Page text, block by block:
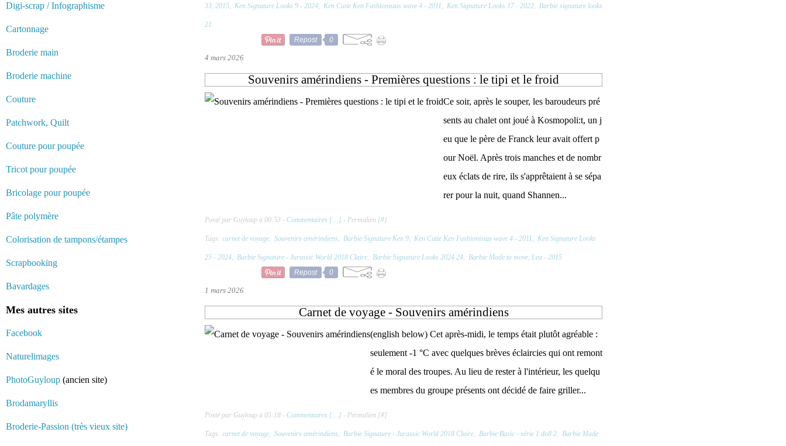
Digi-scrap / Infographisme
Cartonnage
Broderie main
Broderie machine
Couture
Patchwork, Quilt
Couture pour poupée
Tricot pour poupée
Bricolage pour poupée
Pâte polymère
Colorisation de tampons/étampes
Scrapbooking
Bavardages
Mes autres sites
Facebook
Naturelimages
PhotoGuyloup (ancien site)
Brodamaryllis
Broderie-Passion (très vieux site)
33, 2015, Ken Signature Looks 9 - 2024, Ken Cutie Ken Fashionistas wave 4 - 2011, Ken Signature Looks 17 - 2022, Barbie signature looks
21
Repost
0
4 mars 2026
Souvenirs amérindiens - Premières questions : le tipi et le froid
Ce soir, après le souper, les baroudeurs pré
sents au chalet ont joué à Kosmopoli:t, un j
eu que le père de Franck leur avait offert p
our Noël. Après trois manches et de nombr
eux éclats de rire, ils s'apprêtaient à se sépa
rer pour la nuit, quand Shannen...
Posté par Guyloup à 00:53 - Commentaires [… ] - Permalien [#]
Tags: carnet de voyage, Souvenirs amérindiens, Barbie Signature Ken 9, Ken Cutie Ken Fashionistas wave 4 - 2011, Ken Signature Looks
25 - 2024, Barbie Signature - Jurassic World 2018 Claire, Barbie Signature Looks 2024 24, Barbie Made to move, Lea - 2015
Repost
0
1 mars 2026
Carnet de voyage - Souvenirs amérindiens
(english below) Cet après-midi, le temps était plutôt agréable :
seulement -1 °C avec quelques brèves éclaircies qui ont remont
é le moral des troupes. Au lieu de rester à l'intérieur, les quelqu
es membres du groupe présents ont décidé de faire griller...
Posté par Guyloup à 05:18 - Commentaires [… ] - Permalien [#]
Tags: carnet de voyage, Souvenirs amérindiens, Barbie Signature - Jurassic World 2018 Claire, Barbie Basic - série 1 doll 2, Barbie Made